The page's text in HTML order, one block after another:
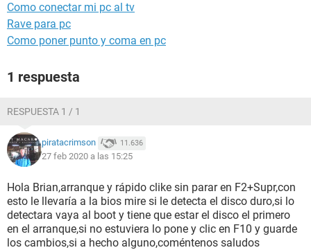
Como conectar mi pc al tv
Rave para pc
Como poner punto y coma en pc
1 respuesta
RESPUESTA 1 / 1
piratacrimson 11.636
27 feb 2020 a las 15:25
Hola Brian,arranque y rápido clike sin parar en F2+Supr,con
esto le llevaría a la bios mire si le detecta el disco duro,si lo
detectara vaya al boot y tiene que estar el disco el primero
en el arranque,si no estuviera lo pone y clic en F10 y guarde
los cambios,si a hecho alguno,coméntenos saludos